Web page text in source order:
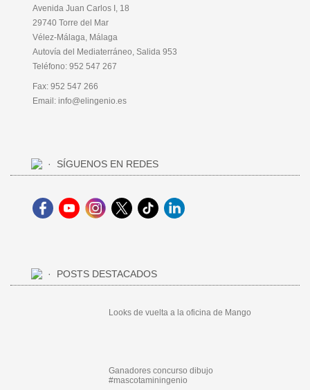
Avenida Juan Carlos I, 18
29740 Torre del Mar
Vélez-Málaga, Málaga
Autovía del Mediaterráneo, Salida 953
Teléfono: 952 547 267
Fax: 952 547 266
Email: info@elingenio.es
SÍGUENOS EN REDES
POSTS DESTACADOS
Looks de vuelta a la oficina de Mango
Ganadores concurso dibujo
#mascotaminingenio